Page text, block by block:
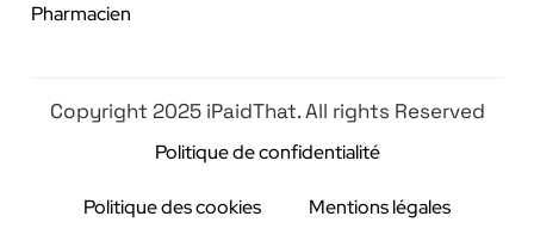
Pharmacien
Copyright 2025 iPaidThat. All rights Reserved
Politique de confidentialité
Politique des cookies Mentions légales